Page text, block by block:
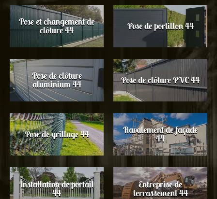
Pose et changement de
clôture 44 Pose de portillon 44
Pose de clôture
aluminium 44 Pose de clôture PVC 44
Pose de grillage 44 Ravalement de façade
44
Installation de portail
44
Entreprise de
terrassement 44